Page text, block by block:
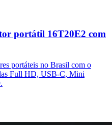
portátil 16T20E2 com
portáteis no Brasil com o
Full HD, USB-C, Mini